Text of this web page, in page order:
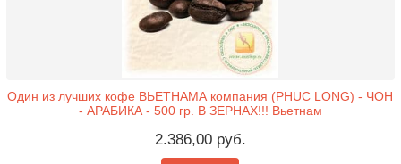
Один из лучших кофе ВЬЕТНАМА компания (PHUC LONG) - ЧОН
- АРАБИКА - 500 гр. В ЗЕРНАХ!!! Вьетнам
2.386,00 руб.